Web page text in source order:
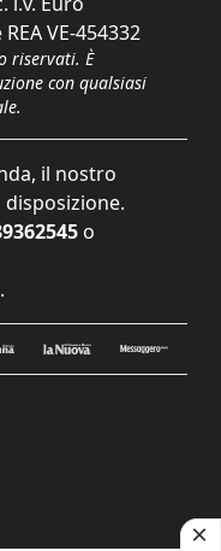
VE-454332
riservati. È
con qualsiasi
il nostro
o
.